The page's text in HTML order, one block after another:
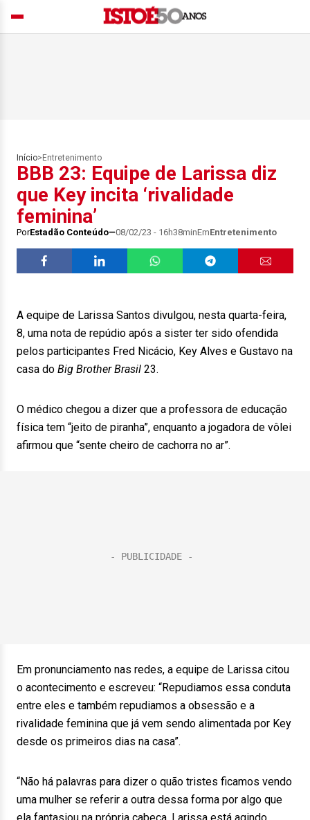
Início> Entretenimento
BBB 23: Equipe de Larissa diz
que Key incita ‘rivalidade
feminina’
PorEstadão Conteúdo 08/02/23 - 16h38minEmEntretenimento
A equipe de Larissa Santos divulgou, nesta quarta-feira,
8, uma nota de repúdio após a sister ter sido ofendida
pelos participantes Fred Nicácio, Key Alves e Gustavo na
casa do Big Brother Brasil 23.
O médico chegou a dizer que a professora de educação
física tem “jeito de piranha”, enquanto a jogadora de vôlei
afirmou que “sente cheiro de cachorra no ar”.
Em pronunciamento nas redes, a equipe de Larissa citou
o acontecimento e escreveu: “Repudiamos essa conduta
entre eles e também repudiamos a obsessão e a
rivalidade feminina que já vem sendo alimentada por Key
desde os primeiros dias na casa”.
“Não há palavras para dizer o quão tristes ficamos vendo
uma mulher se referir a outra dessa forma por algo que